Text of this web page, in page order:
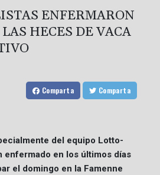
ENFERMARON
HECES DE VACA
Comparta Comparta
del equipo Lotto-
enfermado en los últimos días
el domingo en la Famenne